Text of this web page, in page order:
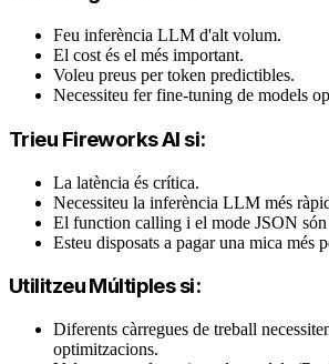
Feu inferència LLM d'alt volum.
El cost és el més important.
Voleu preus per token predictibles.
Necessiteu fer fine-tuning de models
Trieu Fireworks AI si:
La latència és crítica.
Necessiteu la inferència LLM més
El function calling i el mode JSON són
Esteu disposats a pagar una mica més
Utilitzeu Múltiples si:
Diferents càrregues de treball
optimitzacions.